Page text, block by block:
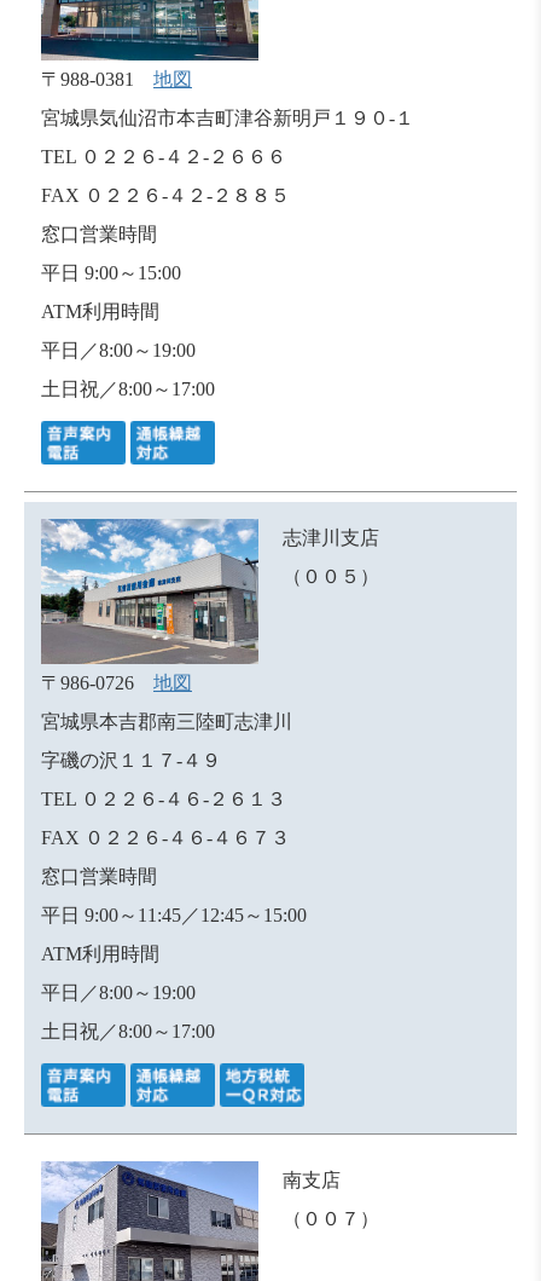
〒988-0381 地図
宮城県気仙沼市本吉町津谷新明戸１９０-１
TEL ０２２６-４２-２６６６
FAX ０２２６-４２-２８８５
窓口営業時間
平日 9:00～15:00
ATM利用時間
平日／8:00～19:00
土日祝／8:00～17:00
志津川支店
（００５）
〒986-0726 地図
宮城県本吉郡南三陸町志津川
字磯の沢１１７-４９
TEL ０２２６-４６-２６１３
FAX ０２２６-４６-４６７３
窓口営業時間
平日 9:00～11:45／12:45～15:00
ATM利用時間
平日／8:00～19:00
土日祝／8:00～17:00
南支店
（００７）